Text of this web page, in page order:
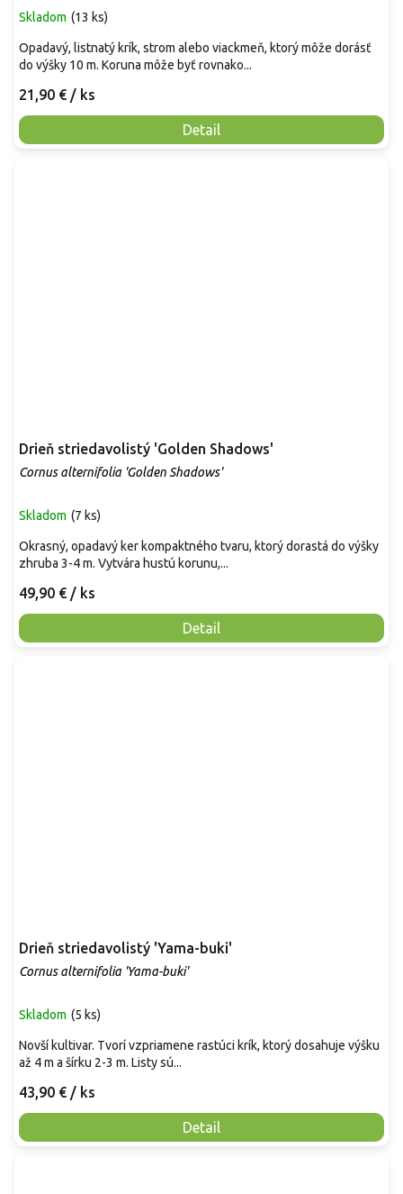
Skladom (13 ks)
21,90 € / ks
Detail
Opadavý, listnatý krík, strom alebo viackmeň, ktorý môže dorásť
do výšky 10 m. Koruna môže byť rovnako...
Drieň striedavolistý 'Golden Shadows'
Cornus alternifolia 'Golden Shadows'
Skladom (7 ks)
49,90 € / ks
Detail
Okrasný, opadavý ker kompaktného tvaru, ktorý dorastá do výšky
zhruba 3-4 m. Vytvára hustú korunu,...
Drieň striedavolistý 'Yama-buki'
Cornus alternifolia 'Yama-buki'
Skladom (5 ks)
43,90 € / ks
Detail
Novší kultivar. Tvorí vzpriamene rastúci krík, ktorý dosahuje výšku
až 4 m a šírku 2-3 m. Listy sú...